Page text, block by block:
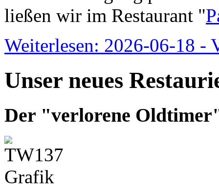
ließen wir im Restaurant "
Weiterlesen: 2026-06-18 -
Unser neues
Der "verlorene